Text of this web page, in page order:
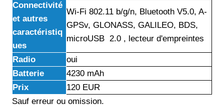
Connectivité
et autres
caractéristiq
ues
Wi-Fi 802.11 b/g/n, Bluetooth V5.0, A-
GPSv, GLONASS, GALILEO, BDS,
microUSB 2.0 , lecteur d'empreintes
Radio
oui
Batterie
4230 mAh
Prix
120 EUR
Sauf erreur ou omission.